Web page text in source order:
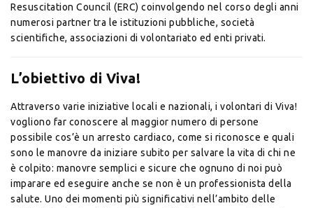
Resuscitation Council (ERC) coinvolgendo nel corso degli anni
numerosi partner tra le istituzioni pubbliche, società
scientifiche, associazioni di volontariato ed enti privati.
L’obiettivo di Viva!
Attraverso varie iniziative locali e nazionali, i volontari di Viva!
vogliono far conoscere al maggior numero di persone
possibile cos’è un arresto cardiaco, come si riconosce e quali
sono le manovre da iniziare subito per salvare la vita di chi ne
è colpito: manovre semplici e sicure che ognuno di noi può
imparare ed eseguire anche se non è un professionista della
salute. Uno dei momenti più significativi nell’ambito delle